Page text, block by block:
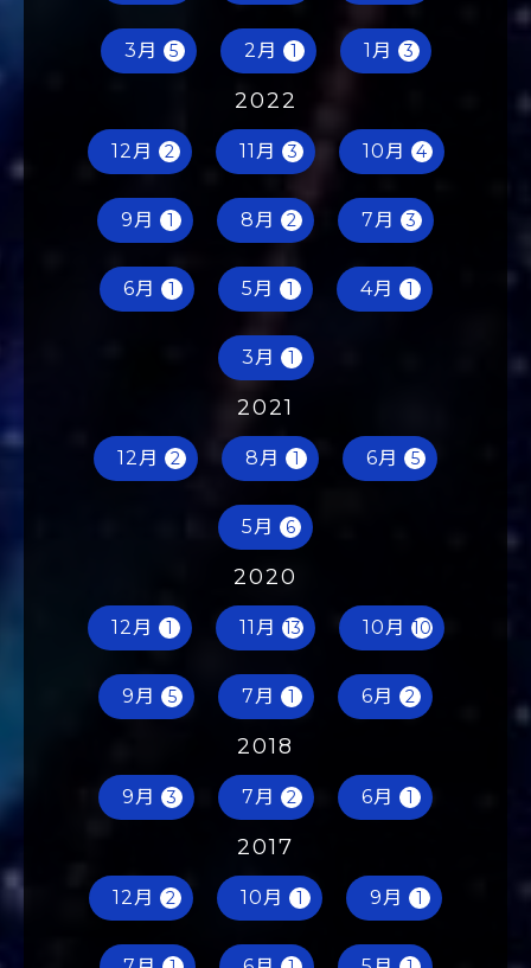
6月 3 5月 2 4月 2
3月 5 2月 1 1月 3
2022
12月 2 11月 3 10月 4
9月 1 8月 2 7月 3
6月 1 5月 1 4月 1
3月 1
2021
12月 2 8月 1 6月 5
5月 6
2020
12月 1 11月 13 10月 10
9月 5 7月 1 6月 2
2018
9月 3 7月 2 6月 1
2017
12月 2 10月 1 9月 1